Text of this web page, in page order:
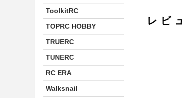
レビ
ToolkitRC
TOPRC HOBBY
TRUERC
TUNERC
RC ERA
Walksnail